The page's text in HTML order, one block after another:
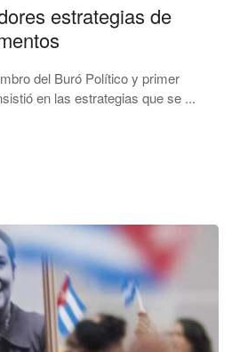
estrategias de
del Buró Político y primer
en las estrategias que se ...